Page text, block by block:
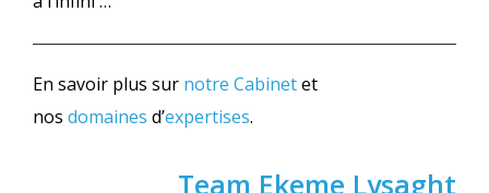
En savoir plus sur notre Cabinetet
nos domaines d’expertises.
Team Ekeme Lysaght